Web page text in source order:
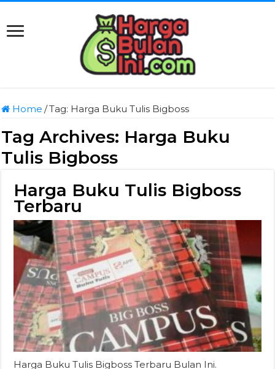
Home /Tag: Harga Buku Tulis Bigboss
Tag Archives: Harga Buku
Tulis Bigboss
Harga Buku Tulis Bigboss
Terbaru
Harga Buku Tulis Bigboss Terbaru Bulan Ini.